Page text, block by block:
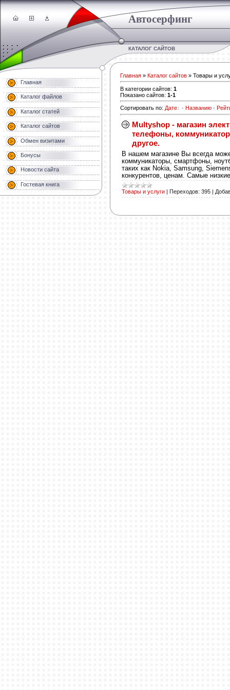
Автосерфинг
КАТАЛОГ САЙТОВ
Главная
Каталог файлов
Каталог статей
Каталог сайтов
Обмен визитами
Бонусы
Новости сайта
Гостевая книга
Главная » Каталог сайтов » Товары и
В категории сайтов: 1
Показано сайтов: 1-1
Сортировать по: Дате · Названию ·
Multyshop - магазин
телефоны,
другое.
В нашем магазине Вы всегда
коммуникаторы, смартфоны,
таких как Nokia, Samsung,
конкурентов, ценам. Самые
Товары и услуги | Переходов: 395 |